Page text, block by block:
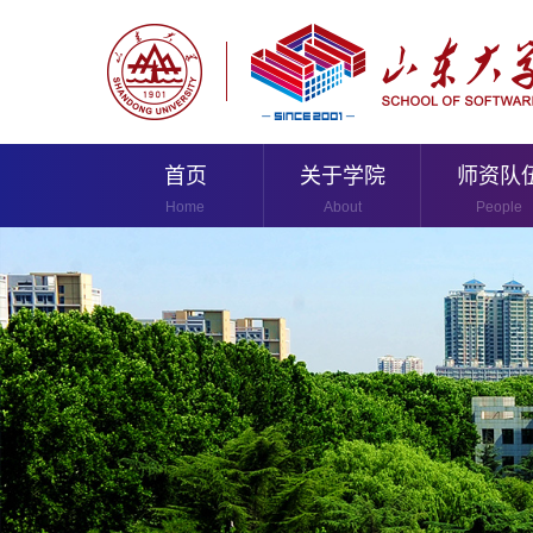
首页
Home
关于学院
About
师资队
People